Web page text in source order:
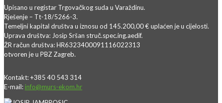
Upisano u registar Trgovačkog suda u Varaždinu.
Rješenje – Tt-18/5266-3.
Temeljni kapital društva u iznosu od 145.200,00 € uplaćen je u cijelosti.
Uprava društva: Josip Sršan struč.spec.ing.aedif.
ŽR račun društva: HR6323400091116022313
otvoren je u PBZ Zagreb.
Kontakt: +385 40 543 314
E-mail: info@murs-ekom.hr